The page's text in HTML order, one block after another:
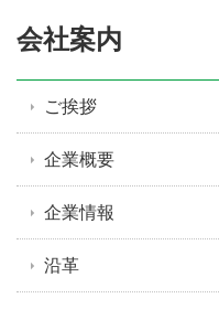
会社案内
ご挨拶
企業概要
企業情報
沿革